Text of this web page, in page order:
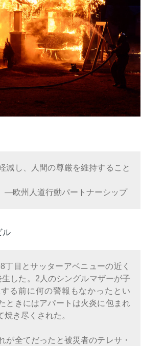
減し、人間の尊厳を維持すること
トナーシップ
ル
目とサッターアベニューの近く
した。2人のシングルマザーが子
る前に何の警報もなかったとい
ときにはアパートは火炎に包まれ
き尽くされた。
が全てだったと被災者のテレサ・